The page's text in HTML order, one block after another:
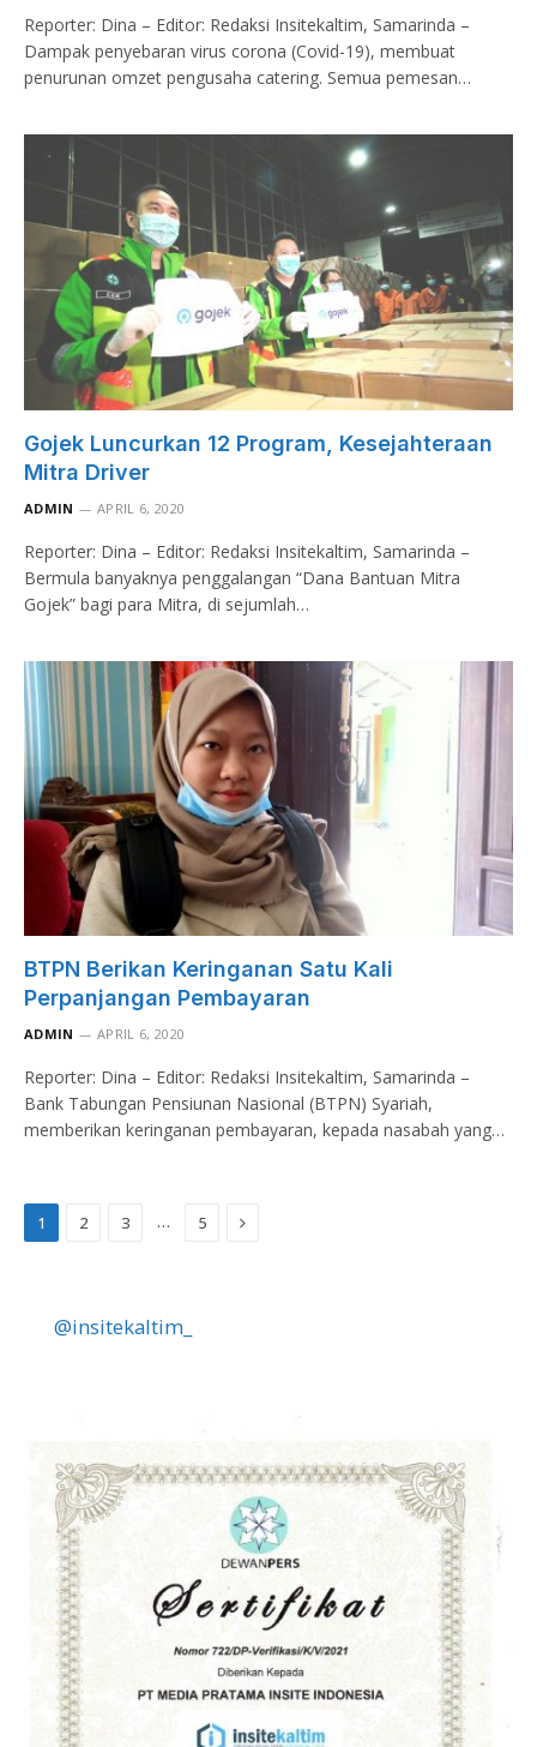
Reporter: Dina – Editor: Redaksi Insitekaltim, Samarinda –
Dampak penyebaran virus corona (Covid-19), membuat
penurunan omzet pengusaha catering. Semua pemesan…
Gojek Luncurkan 12 Program, Kesejahteraan
Mitra Driver
ADMIN APRIL 6, 2020
Reporter: Dina – Editor: Redaksi Insitekaltim, Samarinda –
Bermula banyaknya penggalangan “Dana Bantuan Mitra
Gojek” bagi para Mitra, di sejumlah…
BTPN Berikan Keringanan Satu Kali
Perpanjangan Pembayaran
ADMIN APRIL 6, 2020
Reporter: Dina – Editor: Redaksi Insitekaltim, Samarinda –
Bank Tabungan Pensiunan Nasional (BTPN) Syariah,
memberikan keringanan pembayaran, kepada nasabah yang…
1 2 3 … 5 Next
@insitekaltim_